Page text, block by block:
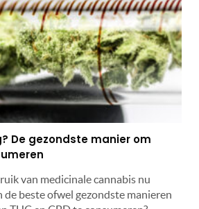
De gezondste manier om
van medicinale cannabis nu
de beste ofwel gezondste manieren